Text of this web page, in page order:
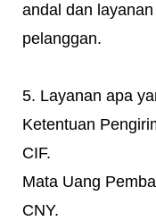
andal dan
pelanggan.
5. Layanan apa
Ketentuan
CIF.
Mata Uang
CNY.